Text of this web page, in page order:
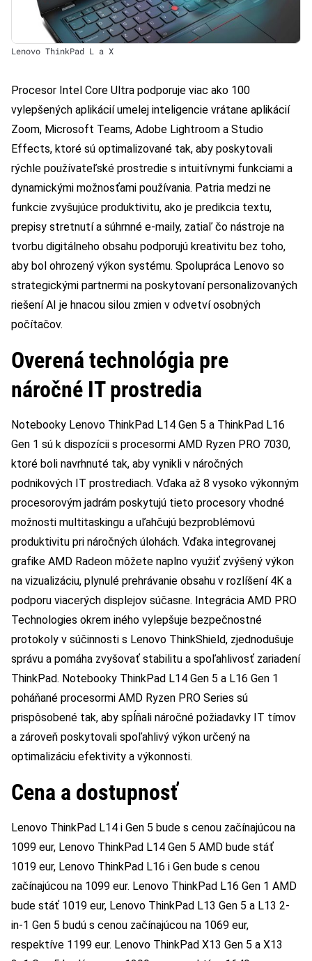
Lenovo ThinkPad L a X
Procesor Intel Core Ultra podporuje viac ako 100
vylepšených aplikácií umelej inteligencie vrátane aplikácií
Zoom, Microsoft Teams, Adobe Lightroom a Studio
Effects, ktoré sú optimalizované tak, aby poskytovali
rýchle používateľské prostredie s intuitívnymi funkciami a
dynamickými možnosťami používania. Patria medzi ne
funkcie zvyšujúce produktivitu, ako je predikcia textu,
prepisy stretnutí a súhrnné e-maily, zatiaľ čo nástroje na
tvorbu digitálneho obsahu podporujú kreativitu bez toho,
aby bol ohrozený výkon systému. Spolupráca Lenovo so
strategickými partnermi na poskytovaní personalizovaných
riešení AI je hnacou silou zmien v odvetví osobných
počítačov.
Overená technológia pre
náročné IT prostredia
Notebooky Lenovo ThinkPad L14 Gen 5 a ThinkPad L16
Gen 1 sú k dispozícii s procesormi AMD Ryzen PRO 7030,
ktoré boli navrhnuté tak, aby vynikli v náročných
podnikových IT prostrediach. Vďaka až 8 vysoko výkonným
procesorovým jadrám poskytujú tieto procesory vhodné
možnosti multitaskingu a uľahčujú bezproblémovú
produktivitu pri náročných úlohách. Vďaka integrovanej
grafike AMD Radeon môžete naplno využiť zvýšený výkon
na vizualizáciu, plynulé prehrávanie obsahu v rozlíšení 4K a
podporu viacerých displejov súčasne. Integrácia AMD PRO
Technologies okrem iného vylepšuje bezpečnostné
protokoly v súčinnosti s Lenovo ThinkShield, zjednodušuje
správu a pomáha zvyšovať stabilitu a spoľahlivosť zariadení
ThinkPad. Notebooky ThinkPad L14 Gen 5 a L16 Gen 1
poháňané procesormi AMD Ryzen PRO Series sú
prispôsobené tak, aby spĺňali náročné požiadavky IT tímov
a zároveň poskytovali spoľahlivý výkon určený na
optimalizáciu efektivity a výkonnosti.
Cena a dostupnosť
Lenovo ThinkPad L14 i Gen 5 bude s cenou začínajúcou na
1099 eur, Lenovo ThinkPad L14 Gen 5 AMD bude stáť
1019 eur, Lenovo ThinkPad L16 i Gen bude s cenou
začínajúcou na 1099 eur. Lenovo ThinkPad L16 Gen 1 AMD
bude stáť 1019 eur, Lenovo ThinkPad L13 Gen 5 a L13 2-
in-1 Gen 5 budú s cenou začínajúcou na 1069 eur,
respektíve 1199 eur. Lenovo ThinkPad X13 Gen 5 a X13